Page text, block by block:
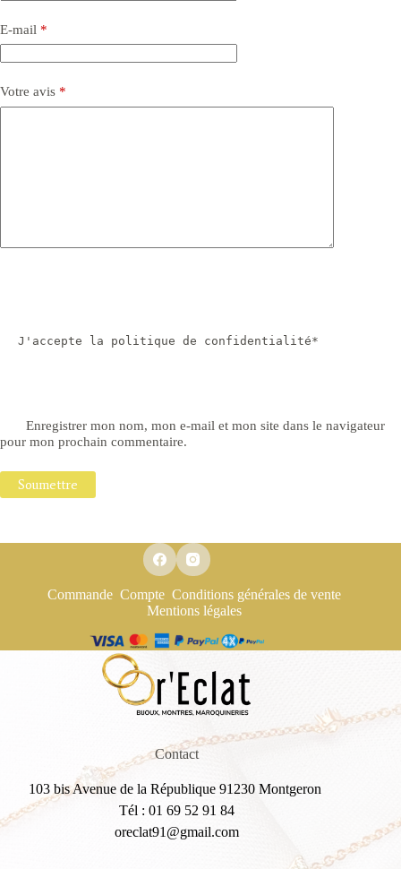
E-mail *
Votre avis *
J'accepte la politique de confidentialité*
Enregistrer mon nom, mon e-mail et mon site dans le navigateur
pour mon prochain commentaire.
Soumettre
Commande Compte Conditions générales de vente
Mentions légales
Contact
103 bis Avenue de la République 91230 Montgeron
Tél : 01 69 52 91 84
oreclat91@gmail.com